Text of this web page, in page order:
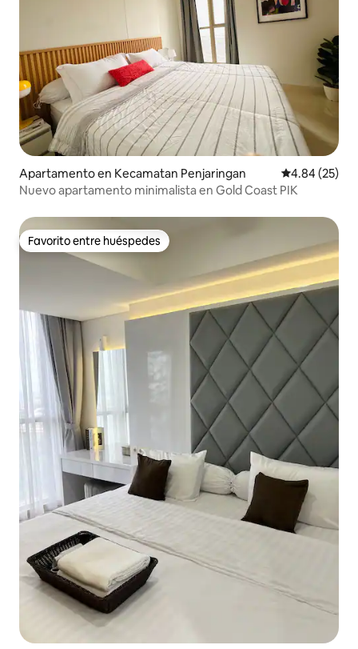
Apartamento en Kecamatan Penjaringan Calificación
4.84 (25)
Nuevo apartamento minimalista en Gold Coast PIK
Favorito entre huéspedes
Favorito entre huéspedes